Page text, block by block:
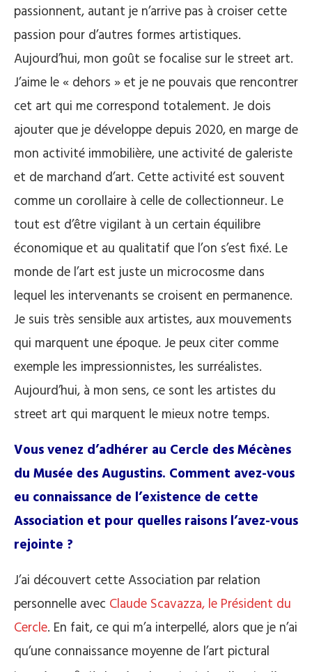
passionnent, autant je n’arrive pas à croiser cette
passion pour d’autres formes artistiques.
Aujourd’hui, mon goût se focalise sur le street art.
J’aime le « dehors » et je ne pouvais que rencontrer
cet art qui me correspond totalement. Je dois
ajouter que je développe depuis 2020, en marge de
mon activité immobilière, une activité de galeriste
et de marchand d’art. Cette activité est souvent
comme un corollaire à celle de collectionneur. Le
tout est d’être vigilant à un certain équilibre
économique et au qualitatif que l’on s’est fixé. Le
monde de l’art est juste un microcosme dans
lequel les intervenants se croisent en permanence.
Je suis très sensible aux artistes, aux mouvements
qui marquent une époque. Je peux citer comme
exemple les impressionnistes, les surréalistes.
Aujourd’hui, à mon sens, ce sont les artistes du
street art qui marquent le mieux notre temps.
Vous venez d’adhérer au Cercle des Mécènes
du Musée des Augustins. Comment avez-vous
eu connaissance de l’existence de cette
Association et pour quelles raisons l’avez-vous
rejointe ?
J’ai découvert cette Association par relation
personnelle avec Claude Scavazza, le Président du
Cercle. En fait, ce qui m’a interpellé, alors que je n’ai
qu’une connaissance moyenne de l’art pictural